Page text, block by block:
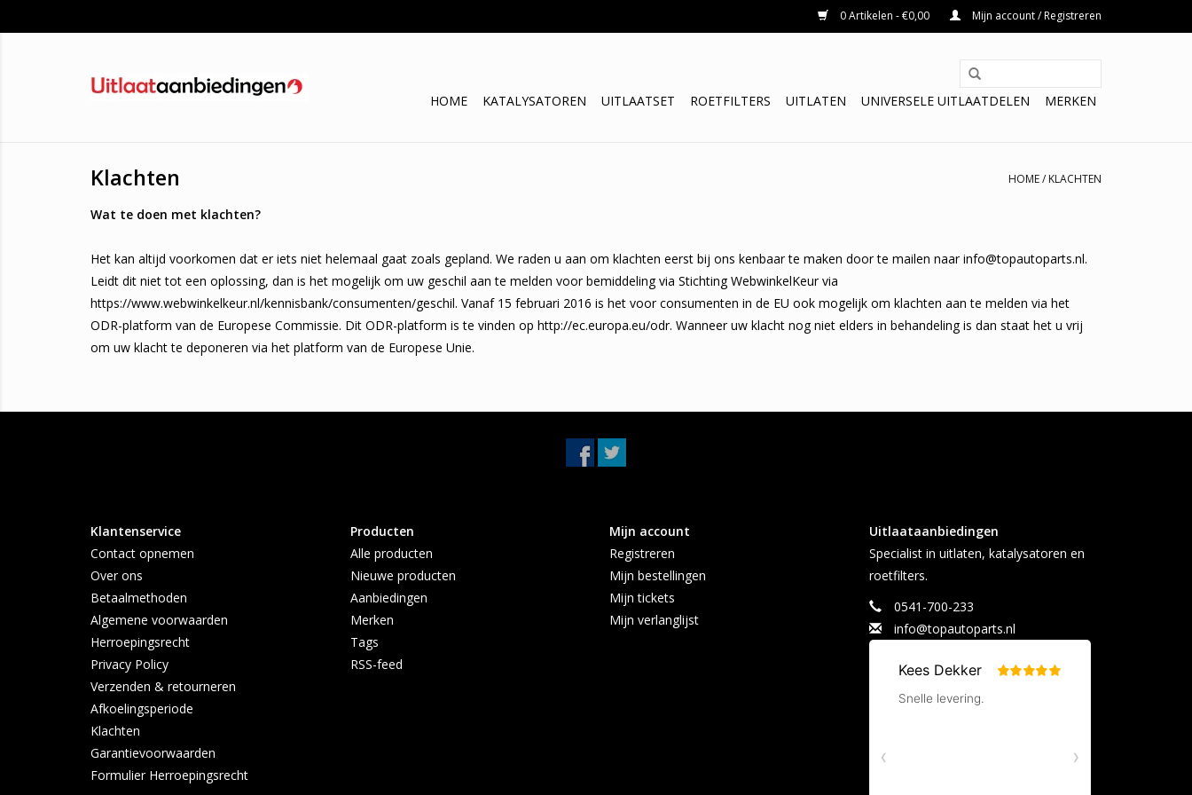
0 Artikelen - €0,00 Mijn account / Registreren
HOME KATALYSATOREN UITLAATSET ROETFILTERS UITLATEN UNIVERSELE UITLAATDELEN MERKEN
Klachten HOME/ KLACHTEN
Wat te doen met klachten?
Het kan altijd voorkomen dat er iets niet helemaal gaat zoals gepland. We raden u aan om klachten eerst bij ons kenbaar te maken door te mailen naarinfo@topautoparts.nl.
Leidt dit niet tot een oplossing, dan is het mogelijk om uw geschil aan te melden voor bemiddeling via Stichting WebwinkelKeur via
https://www.webwinkelkeur.nl/kennisbank/consumenten/geschil. Vanaf 15 februari 2016 is het voor consumenten in de EU ook mogelijk om klachten aan te melden via het
ODR-platform van de Europese Commissie. Dit ODR-platform is te vinden op http://ec.europa.eu/odr. Wanneer uw klacht nog niet elders in behandeling is dan staat het u vrij
om uw klacht te deponeren via het platform van de Europese Unie.
Klantenservice
Contact opnemen
Over ons
Betaalmethoden
Algemene voorwaarden
Herroepingsrecht
Privacy Policy
Verzenden & retourneren
Afkoelingsperiode
Klachten
Garantievoorwaarden
Formulier Herroepingsrecht
Producten
Alle producten
Nieuwe producten
Aanbiedingen
Merken
Tags
RSS-feed
Mijn account
Registreren
Mijn bestellingen
Mijn tickets
Mijn verlanglijst
Uitlaataanbiedingen
Specialist in uitlaten, katalysatoren en
roetfilters.
0541-700-233
info@topautoparts.nl